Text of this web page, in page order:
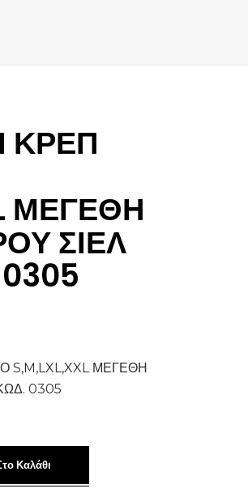
ΚΡΕΠ
ΜΕΓΕΘΗ
ΣΙΕΛ
S,M,LXL,XXL ΜΕΓΕΘΗ
0305
Καλάθι